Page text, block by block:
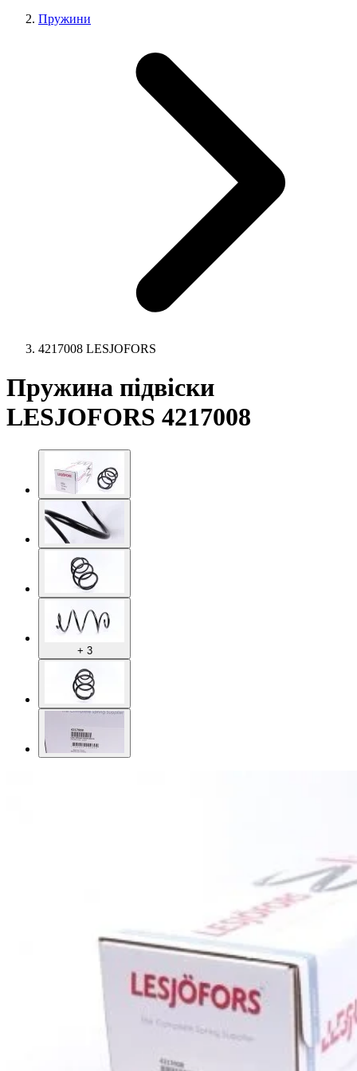
Пружини
4217008 LESJOFORS
Пружина підвіски
LESJOFORS 4217008
+ 3